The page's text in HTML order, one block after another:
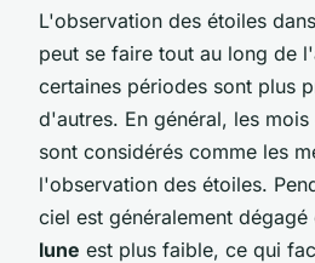
L'observation des étoiles
peut se faire tout au long de
certaines périodes sont plus
d'autres. En général, les
sont considérés comme les
l'observation des étoiles.
ciel est généralement
lune est plus faible, ce qui